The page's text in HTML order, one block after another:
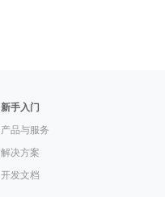
新手入门
产品与服务
解决方案
开发文档